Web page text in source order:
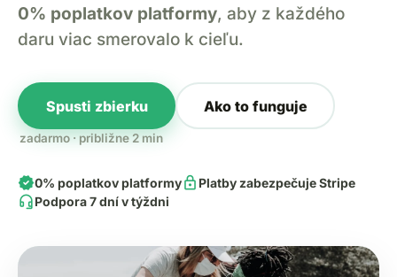
0% poplatkov platformy, aby z každého
daru viac smerovalo k cieľu.
Spusti zbierku Ako to funguje
zadarmo · približne 2 min
verified0% poplatkov platformylock Platby zabezpečuje Stripe
headset_micPodpora 7 dní v týždni